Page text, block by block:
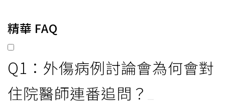
精華 FAQ
Q1：外傷病例討論會為何會對
住院醫師連番追問？